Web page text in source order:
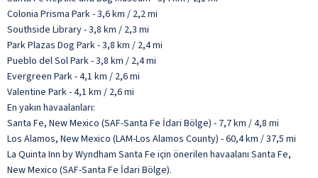
Colonia Prisma Park - 3,6 km / 2,2 mi
Southside Library - 3,8 km / 2,3 mi
Park Plazas Dog Park - 3,8 km / 2,4 mi
Pueblo del Sol Park - 3,8 km / 2,4 mi
Evergreen Park - 4,1 km / 2,6 mi
Valentine Park - 4,1 km / 2,6 mi
En yakın havaalanları:
Santa Fe, New Mexico (SAF-Santa Fe İdari Bölge) - 7,7 km / 4,8 mi
Los Alamos, New Mexico (LAM-Los Alamos County) - 60,4 km / 37,5 mi
La Quinta Inn by Wyndham Santa Fe için önerilen havaalanı Santa Fe,
New Mexico (SAF-Santa Fe İdari Bölge).